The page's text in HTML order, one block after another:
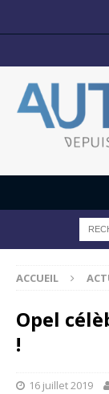
ACCUEIL
Opel
!
16 juillet 2019